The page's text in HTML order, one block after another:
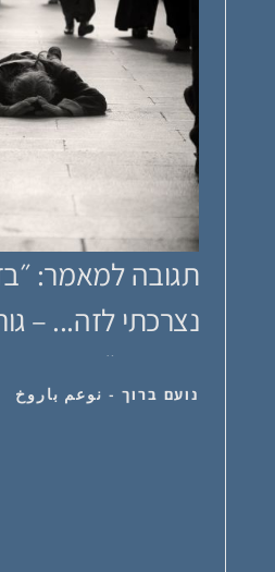
תגובה למאמר:
נצרכתי לזה... –
בעברית״ מא...
נועם ברוך - نوعم باروخ